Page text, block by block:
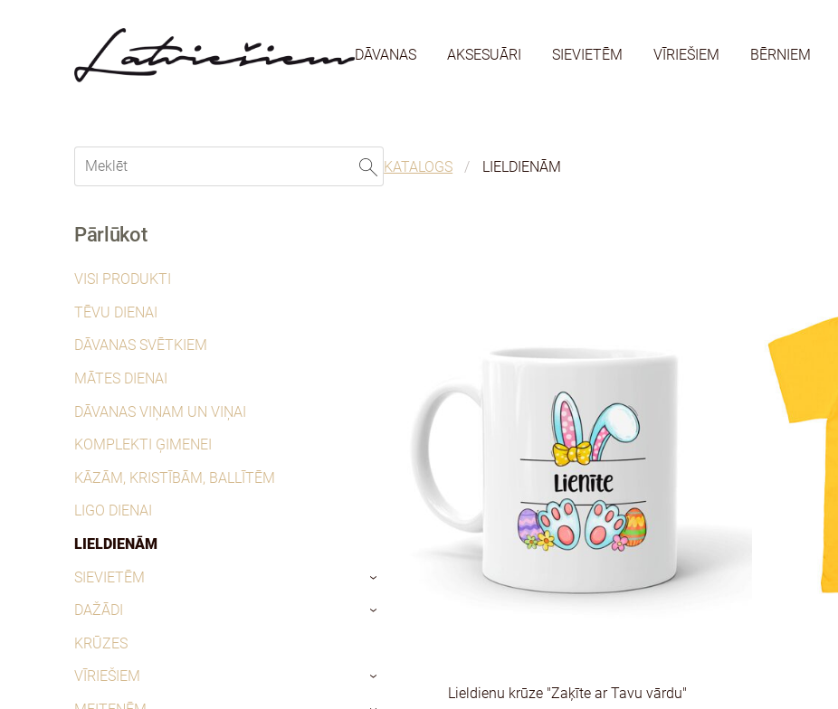
DĀVANAS AKSESUĀRI SIEVIETĒM VĪRIEŠIEM BĒRNIEM
Pārlūkot
VISI PRODUKTI
TĒVU DIENAI
DĀVANAS SVĒTKIEM
MĀTES DIENAI
DĀVANAS VIŅAM UN VIŅAI
KOMPLEKTI ĢIMENEI
KĀZĀM, KRISTĪBĀM, BALLĪTĒM
LIGO DIENAI
LIELDIENĀM
SIEVIETĒM
›
DAŽĀDI ›
KRŪZES
VĪRIEŠIEM
›
KATALOGS LIELDIENĀM
Lieldienu krūze "Zaķīte ar Tavu vārdu"